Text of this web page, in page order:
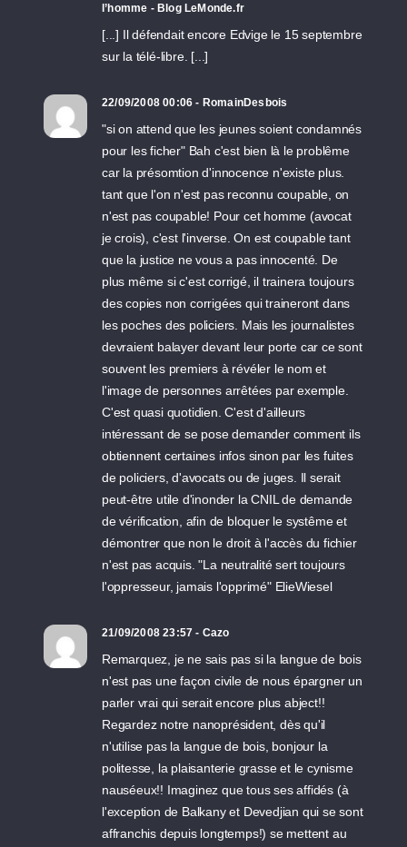
l’homme - Blog LeMonde.fr
[...] Il défendait encore Edvige le 15 septembre
sur la télé-libre. [...]
22/09/2008 00:06 - RomainDesbois
"si on attend que les jeunes soient condamnés
pour les ficher" Bah c'est bien là le problême
car la présomtion d'innocence n'existe plus.
tant que l'on n'est pas reconnu coupable, on
n'est pas coupable! Pour cet homme (avocat
je crois), c'est l'inverse. On est coupable tant
que la justice ne vous a pas innocenté. De
plus même si c'est corrigé, il trainera toujours
des copies non corrigées qui traineront dans
les poches des policiers. Mais les journalistes
devraient balayer devant leur porte car ce sont
souvent les premiers à révéler le nom et
l'image de personnes arrêtées par exemple.
C'est quasi quotidien. C'est d'ailleurs
intéressant de se pose demander comment ils
obtiennent certaines infos sinon par les fuites
de policiers, d'avocats ou de juges. Il serait
peut-être utile d'inonder la CNIL de demande
de vérification, afin de bloquer le systême et
démontrer que non le droit à l'accès du fichier
n'est pas acquis. "La neutralité sert toujours
l'oppresseur, jamais l'opprimé" ElieWiesel
21/09/2008 23:57 - Cazo
Remarquez, je ne sais pas si la langue de bois
n'est pas une façon civile de nous épargner un
parler vrai qui serait encore plus abject!!
Regardez notre nanoprésident, dès qu'il
n'utilise pas la langue de bois, bonjour la
politesse, la plaisanterie grasse et le cynisme
nauséeux!! Imaginez que tous ses affidés (à
l'exception de Balkany et Devedjian qui se sont
affranchis depuis longtemps!) se mettent au